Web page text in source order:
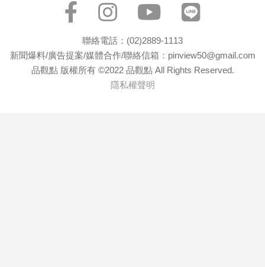
聯絡電話：(02)2889-1113
新聞爆料/廣告提案/媒體合作/聯絡信箱：pinview50@gmail.com
品觀點 版權所有 ©2022 品觀點 All Rights Reserved.
隱私權聲明